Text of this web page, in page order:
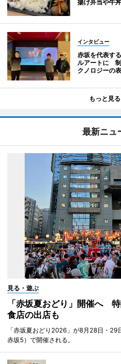
揚げ弁当や牛
インタビュー
赤坂を代表す
ルアートに
クノロジーの
もっと見る
最新ニュ
見る・遊ぶ
「赤坂夏おどり」開催へ
食店の出店も
「赤坂夏おどり2026」が8月28日・29
赤坂5）で開催される。